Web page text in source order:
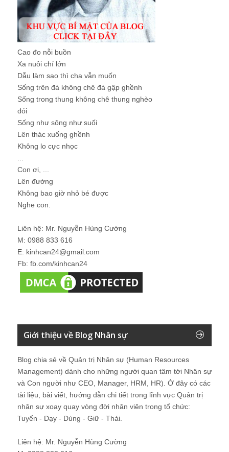
Cao đo nỗi buồn
Xa nuôi chí lớn
Dẫu làm sao thì cha vẫn muốn
Sống trên đá không chê đá gập ghềnh
Sống trong thung không chê thung nghèo
đói
Sống như sông như suối
Lên thác xuống ghềnh
Không lo cực nhọc
Con ơi, ...
Lên đường
Không bao giờ nhỏ bé được
Nghe con.
Liên hệ: Mr. Nguyễn Hùng Cường
M: 0988 833 616
E: kinhcan24@gmail.com
Fb: fb.com/kinhcan24
Giới thiệu về Blog Nhân sự
Blog chia sẻ về Quản trị Nhân sự (Human Resources
Management) dành cho những người quan tâm tới Nhân sự
và Con người như CEO, Manager, HRM, HR). Ở đây có các
tài liệu, bài viết, hướng dẫn chi tiết trong lĩnh vực Quản trị
nhân sự xoay quay vòng đời nhân viên trong tổ chức:
Tuyển - Dạy - Dùng - Giữ - Thải.
Liên hệ: Mr. Nguyễn Hùng Cường